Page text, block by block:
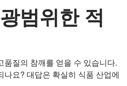
범위한 적
품질의 참깨를 얻을 수 있습니다.
나요? 대답은 확실히 식품 산업에